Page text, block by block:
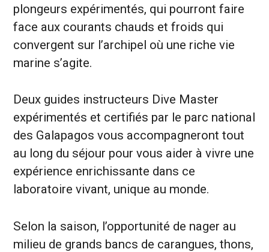
plongeurs expérimentés, qui pourront faire
face aux courants chauds et froids qui
convergent sur l’archipel où une riche vie
marine s’agite.
Deux guides instructeurs Dive Master
expérimentés et certifiés par le parc national
des Galapagos vous accompagneront tout
au long du séjour pour vous aider à vivre une
expérience enrichissante dans ce
laboratoire vivant, unique au monde.
Selon la saison, l’opportunité de nager au
milieu de grands bancs de carangues, thons,